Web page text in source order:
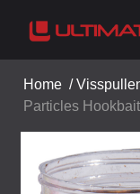
Home /
Particles